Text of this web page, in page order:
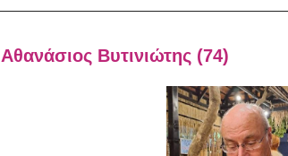
Αθανάσιος Βυτινιώτης (74)